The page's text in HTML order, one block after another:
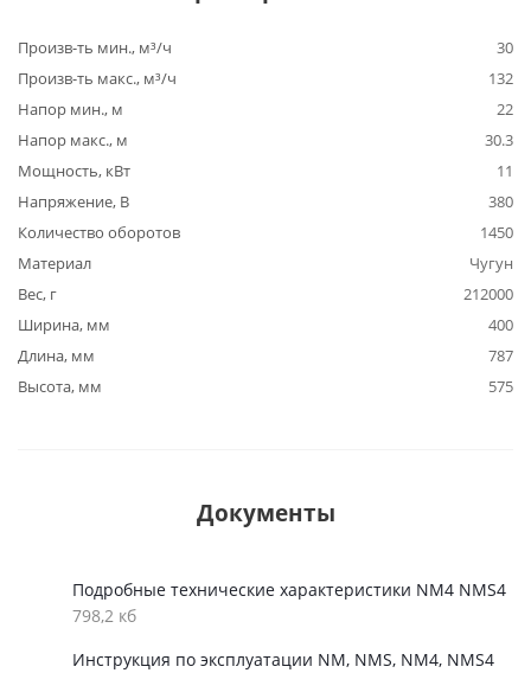
Произв-ть мин., м³/ч
30
Произв-ть макс., м³/ч
132
Напор мин., м
22
Напор макс., м
30.3
Мощность, кВт
11
Напряжение, В
380
Количество оборотов
1450
Материал
Чугун
Вес, г
212000
Ширина, мм
400
Длина, мм
787
Высота, мм
575
Документы
Подробные технические характеристики NM4 NMS4
798,2 кб
Инструкция по эксплуатации NM, NMS, NM4, NMS4